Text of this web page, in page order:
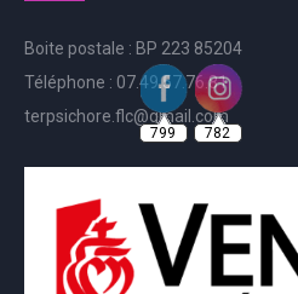
Boite postale : BP 223 85204
Téléphone : 07.49.57.76.81
terpsichore.flc@gmail.com
799 782